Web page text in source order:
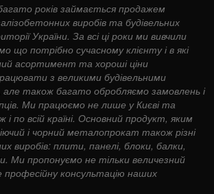
років займається продажем
виробів та будівельних
України. За всі ці роки ми вивчили
що потрібно сучасному клієнту і в які
асортимент та хороші ціни
з великими будівельними
але також багато обробляємо замовлень і
Ми працюємо не лише у Києві та
по всій країні. Основний продукт, яким
і чорний металопрокат також різні
виробів: плити, панелі, блоки, балки,
Ми пропонуємо не тільки величезний
консультацію наших